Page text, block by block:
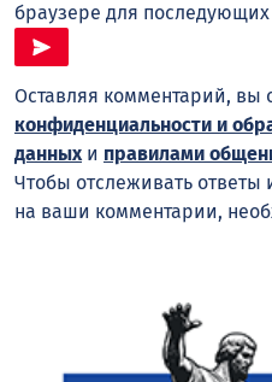
браузере для
Оставляя комментарий, вы
конфиденциальности и
данныхи правилами
Чтобы отслеживать ответы
на ваши комментарии,